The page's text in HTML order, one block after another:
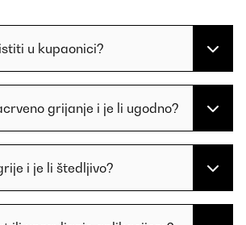
u kupaonici?
grijanje i je li ugodno?
i je li štedljivo?